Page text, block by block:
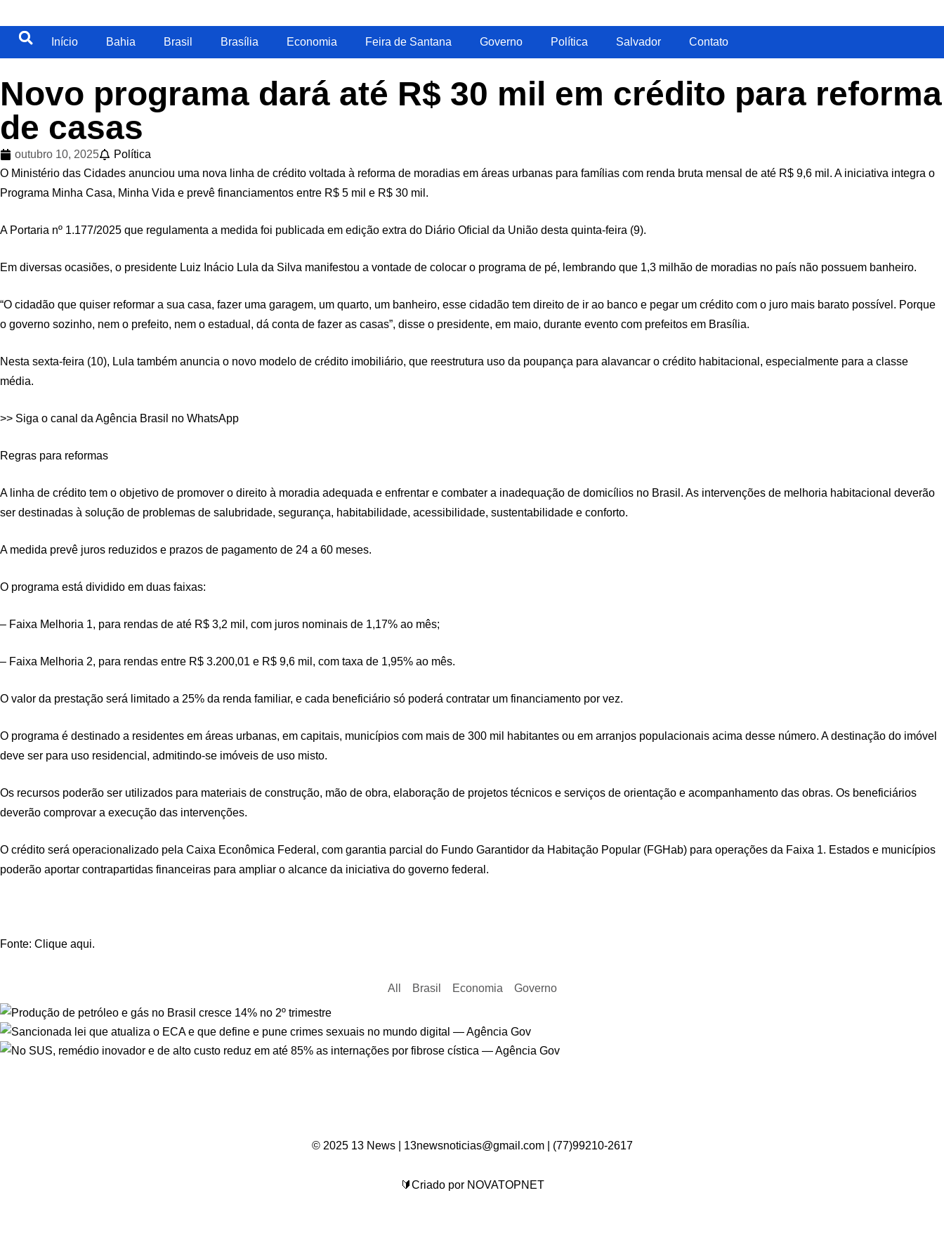
Início Bahia Brasil Brasília Economia Feira de Santana Governo Política Salvador Contato
Novo programa dará até R$ 30 mil em crédito para reforma
de casas
outubro 10, 2025
Política
O Ministério das Cidades anunciou uma nova linha de crédito voltada à reforma de moradias em áreas urbanas para famílias com renda bruta mensal de até R$ 9,6 mil. A iniciativa integra o
Programa Minha Casa, Minha Vida e prevê financiamentos entre R$ 5 mil e R$ 30 mil.
A Portaria nº 1.177/2025 que regulamenta a medida foi publicada em edição extra do Diário Oficial da União desta quinta-feira (9).
Em diversas ocasiões, o presidente Luiz Inácio Lula da Silva manifestou a vontade de colocar o programa de pé, lembrando que 1,3 milhão de moradias no país não possuem banheiro.
“O cidadão que quiser reformar a sua casa, fazer uma garagem, um quarto, um banheiro, esse cidadão tem direito de ir ao banco e pegar um crédito com o juro mais barato possível. Porque
o governo sozinho, nem o prefeito, nem o estadual, dá conta de fazer as casas”, disse o presidente, em maio, durante evento com prefeitos em Brasília.
Nesta sexta-feira (10), Lula também anuncia o novo modelo de crédito imobiliário, que reestrutura uso da poupança para alavancar o crédito habitacional, especialmente para a classe
média.
>> Siga o canal da Agência Brasil no WhatsApp
Regras para reformas
A linha de crédito tem o objetivo de promover o direito à moradia adequada e enfrentar e combater a inadequação de domicílios no Brasil. As intervenções de melhoria habitacional deverão
ser destinadas à solução de problemas de salubridade, segurança, habitabilidade, acessibilidade, sustentabilidade e conforto.
A medida prevê juros reduzidos e prazos de pagamento de 24 a 60 meses.
O programa está dividido em duas faixas:
– Faixa Melhoria 1, para rendas de até R$ 3,2 mil, com juros nominais de 1,17% ao mês;
– Faixa Melhoria 2, para rendas entre R$ 3.200,01 e R$ 9,6 mil, com taxa de 1,95% ao mês.
O valor da prestação será limitado a 25% da renda familiar, e cada beneficiário só poderá contratar um financiamento por vez.
O programa é destinado a residentes em áreas urbanas, em capitais, municípios com mais de 300 mil habitantes ou em arranjos populacionais acima desse número. A destinação do imóvel
deve ser para uso residencial, admitindo-se imóveis de uso misto.
Os recursos poderão ser utilizados para materiais de construção, mão de obra, elaboração de projetos técnicos e serviços de orientação e acompanhamento das obras. Os beneficiários
deverão comprovar a execução das intervenções.
O crédito será operacionalizado pela Caixa Econômica Federal, com garantia parcial do Fundo Garantidor da Habitação Popular (FGHab) para operações da Faixa 1. Estados e municípios
poderão aportar contrapartidas financeiras para ampliar o alcance da iniciativa do governo federal.
Fonte: Clique aqui.
All Brasil Economia Governo
© 2025 13 News | 13newsnoticias@gmail.com | (77)99210-2617
🔰Criado por NOVATOPNET